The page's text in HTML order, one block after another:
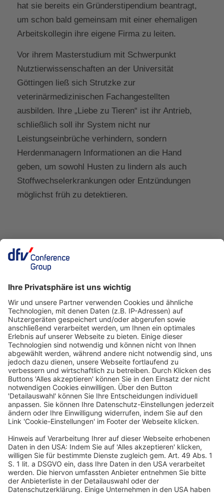
hat sie bereits ein Gründerstipendium beantragt,
um schon bald gemeinsam mit einer ehemaligen
Arbeitskollegin ihre eigene Firma zu leiten.
Vor ihrem Masterstudium mit Schwerpunkt
Nutztierwissenschaften an der Universität
Göttingen ließ sich Strutzke zur
veterinärmedizinischen Fachangestellten
ausbilden. Ihre „Liebe zu Tieren“ ist ihr Antrieb,
schließlich soll ihr System nicht nur
Leistungseinbrüche verhindern, sondern
Herdenmanagern Informationen an die Hand
geben, um sowohl Husten zu lindern als auch
Stoffwechselerkrankungen oder Entzündungen
möglichst früh zu detektieren.
Eine Veranstaltung von